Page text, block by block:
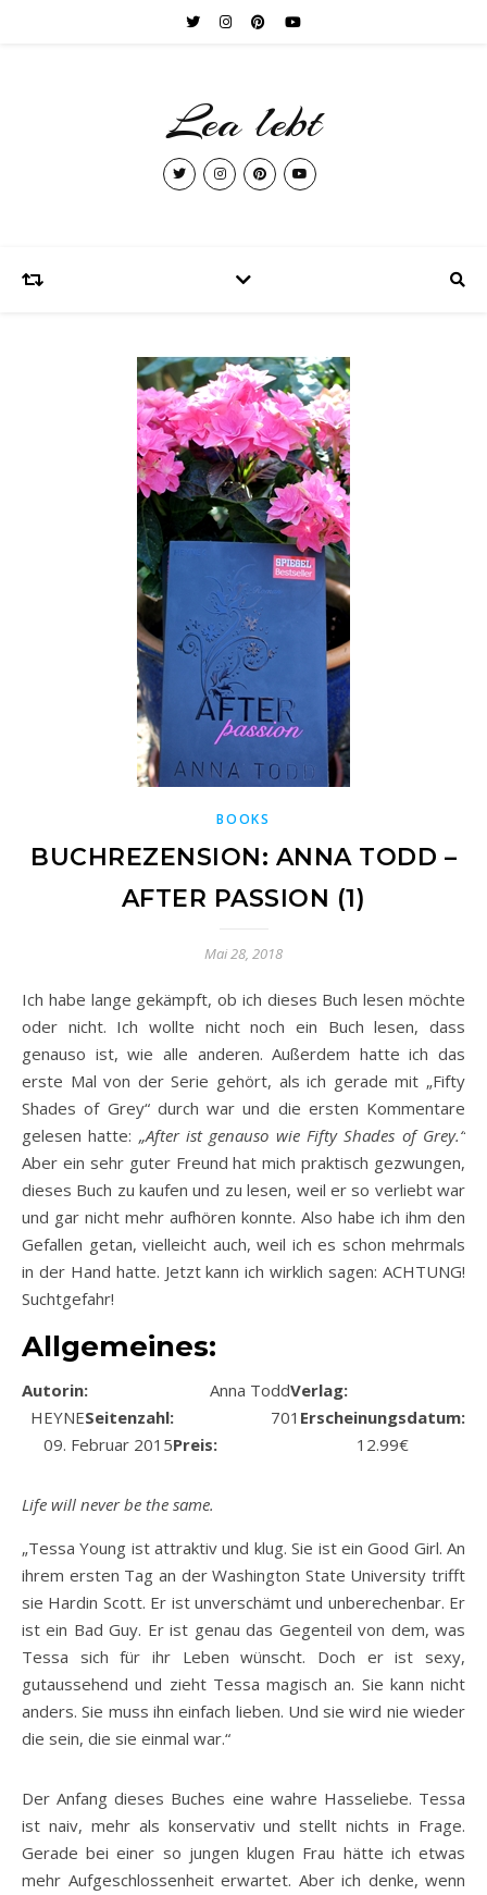
Lea lebt
BOOKS
BUCHREZENSION: ANNA TODD –
AFTER PASSION (1)
Mai 28, 2018
Ich habe lange gekämpft, ob ich dieses Buch lesen möchte
oder nicht. Ich wollte nicht noch ein Buch lesen, dass
genauso ist, wie alle anderen. Außerdem hatte ich das
erste Mal von der Serie gehört, als ich gerade mit „Fifty
Shades of Grey“ durch war und die ersten Kommentare
gelesen hatte: „After ist genauso wie Fifty Shades of Grey.“
Aber ein sehr guter Freund hat mich praktisch gezwungen,
dieses Buch zu kaufen und zu lesen, weil er so verliebt war
und gar nicht mehr aufhören konnte. Also habe ich ihm den
Gefallen getan, vielleicht auch, weil ich es schon mehrmals
in der Hand hatte. Jetzt kann ich wirklich sagen: ACHTUNG!
Suchtgefahr!
Allgemeines:
Autorin: Anna ToddVerlag:
HEYNESeitenzahl: 701 Erscheinungsdatum:
09. Februar 2015Preis: 12.99€
Life will never be the same.
„Tessa Young ist attraktiv und klug. Sie ist ein Good Girl. An
ihrem ersten Tag an der Washington State University trifft
sie Hardin Scott. Er ist unverschämt und unberechenbar. Er
ist ein Bad Guy. Er ist genau das Gegenteil von dem, was
Tessa sich für ihr Leben wünscht. Doch er ist sexy,
gutaussehend und zieht Tessa magisch an. Sie kann nicht
anders. Sie muss ihn einfach lieben. Und sie wird nie wieder
die sein, die sie einmal war.“
Der Anfang dieses Buches eine wahre Hasseliebe. Tessa
ist naiv, mehr als konservativ und stellt nichts in Frage.
Gerade bei einer so jungen klugen Frau hätte ich etwas
mehr Aufgeschlossenheit erwartet. Aber ich denke, wenn